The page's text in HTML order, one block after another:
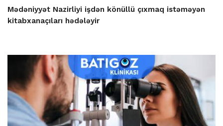
Mədəniyyət Nazirliyi işdən könüllü çıxmaq istəməyən
kitabxanaçıları hədələyir